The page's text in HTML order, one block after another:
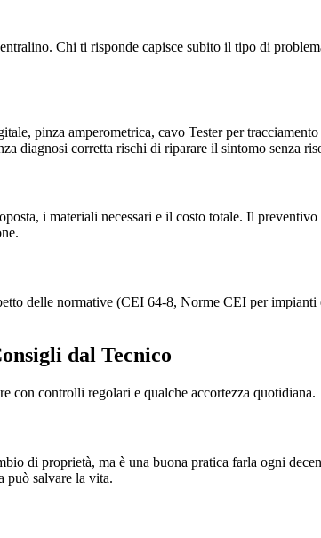
Chi ti risponde capisce subito il tipo di
pinza amperometrica, cavo Tester per
diagnosi corretta rischi di riparare il sintomo senza
i materiali necessari e il costo totale. Il
delle normative (CEI 64-8, Norme CEI per
dal Tecnico
con controlli regolari e qualche accortezza quotidiana.
di proprietà, ma è una buona pratica farla ogni
può salvare la vita.